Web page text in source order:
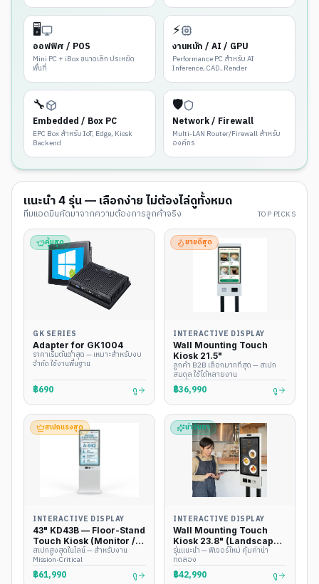
🖥️
ออฟฟิศ / POS
Mini PC + iBox ขนาดเล็ก ประหยัด
พื้นที่
⚡
งานหนัก / AI / GPU
Performance PC สำหรับ AI
Inference, CAD, Render
🔧
Embedded / Box PC
EPC Box สำหรับ IoT, Edge, Kiosk
Backend
🛡️
Network / Firewall
Multi-LAN Router/Firewall สำหรับ
องค์กร
แนะนำ 4 รุ่น — เลือกง่าย ไม่ต้องไล่ดูทั้งหมด
ทีมแอดมินคัดมาจากความต้องการลูกค้าจริง TOP PICKS
คุ้มสุด
GK SERIES
Adapter for GK1004
ราคาเริ่มต้นต่ำสุด — เหมาะสำหรับงบ
จำกัด ใช้งานพื้นฐาน
฿690 ดู
ขายดีสุด
INTERACTIVE DISPLAY
Wall Mounting Touch
Kiosk 21.5"
ลูกค้า B2B เลือกมากที่สุด — สเปก
สมดุล ใช้ได้หลายงาน
฿36,990 ดู
สเปกแรงสุด
INTERACTIVE DISPLAY
43" KD43B — Floor-Stand
Touch Kiosk (Monitor /
Windows / Android)
สเปกสูงสุดในไลน์ — สำหรับงาน
Mission-Critical
฿61,990 ดู
น่าจับตา
INTERACTIVE DISPLAY
Wall Mounting Touch
Kiosk 23.8" (Landscape
16:9)
รุ่นแนะนำ — ฟีเจอร์ใหม่ คุ้มค่าน่า
ทดลอง
฿42,990 ดู